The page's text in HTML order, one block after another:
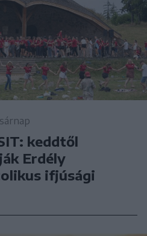
keddtől
Erdély
ifjúsági